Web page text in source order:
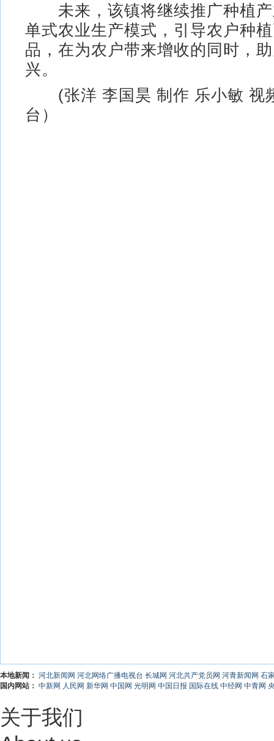
未来，该镇将继续推广种植产
单式农业生产模式，引导农户种
品，在为农户带来增收的同时，
兴。
(张洋 李国昊 制作 乐小敏 视
台）
本地新闻： 河北新闻网 河北网络广播电视台 长城网 河北共产党员网 河青新闻网 石
国内网站： 中新网 人民网 新华网 中国网 光明网 中国日报 国际在线 中经网 中青网
关于我们